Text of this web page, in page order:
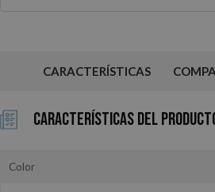
CARACTERÍSTICAS
Características del
Color